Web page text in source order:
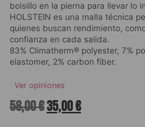
bolsillo en la pierna para llevar lo
HOLSTEIN es una malla técnica
quienes buscan rendimiento,
confianza en cada salida.
83% Climatherm® polyester, 7%
elastomer, 2% carbon fiber.
Ver opiniones
58,00€35,00€